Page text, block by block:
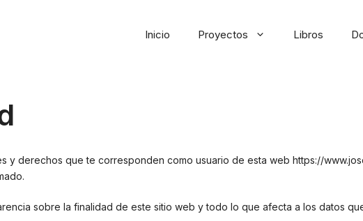
Inicio Proyectos Libros
y derechos que te corresponden como usuario de esta web https://
sobre la finalidad de este sitio web y todo lo que afecta a los datos